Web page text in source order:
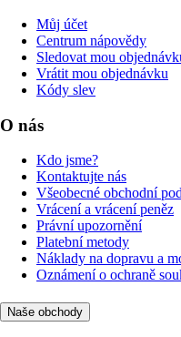
Můj účet
Centrum nápovědy
Sledovat mou
Vrátit mou objednávku
Kódy slev
O nás
Kdo jsme?
Kontaktujte nás
Všeobecné obchodní
Vrácení a vrácení peněz
Právní upozornění
Platební metody
Náklady na dopravu a
Oznámení o ochraně
Naše obchody